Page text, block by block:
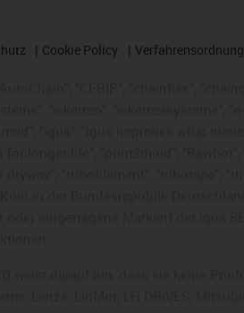
Cookie Policy Verfahrensordnung